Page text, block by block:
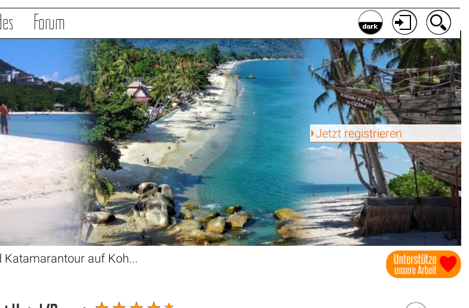
Forum
Jetzt registrieren
auf Koh...